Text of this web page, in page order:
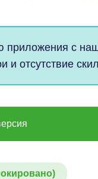
с
и отсутствие